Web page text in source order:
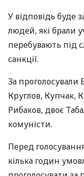
У відповідь буде
людей, які брали
перебувають під
санкції.
За проголосували
Круглов, Купчак,
Рибаков, двоє
комуністи.
Перед
кілька годин